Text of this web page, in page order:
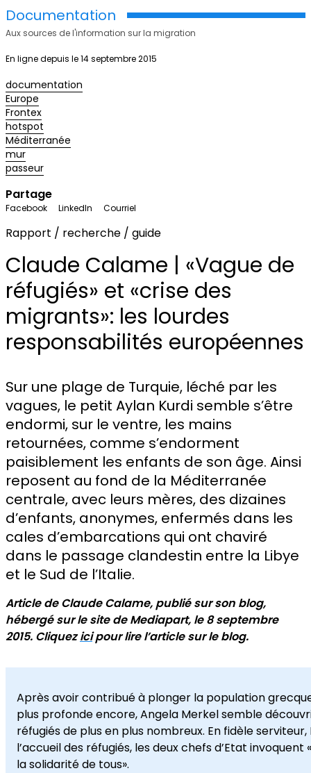
Documentation
Aux sources de l'information sur la migration
En ligne depuis le 14 septembre 2015
documentation
Europe
Frontex
hotspot
Méditerranée
mur
passeur
Partage
Facebook LinkedIn Courriel
Rapport / recherche / guide
Claude Calame | «Vague de
réfugiés» et «crise des
migrants»: les lourdes
responsabilités européennes
Sur une plage de Turquie, léché par les
vagues, le petit Aylan Kurdi semble s’être
endormi, sur le ventre, les mains
retournées, comme s’endorment
paisiblement les enfants de son âge. Ainsi
reposent au fond de la Méditerranée
centrale, avec leurs mères, des dizaines
d’enfants, anonymes, enfermés dans les
cales d’embarcations qui ont chaviré
dans le passage clandestin entre la Libye
et le Sud de l’Italie.
Article de Claude Calame, publié sur son blog,
hébergé sur le site de Mediapart, le 8 septembre
2015. Cliquezicipour lire l’article sur le blog.
Après avoir contribué à plonger la population
plus profonde encore, Angela Merkel semble
réfugiés de plus en plus nombreux. En fidèle
l’accueil des réfugiés, les deux chefs d’Etat
la solidarité de tous».